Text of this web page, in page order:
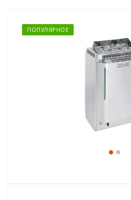
ПОПУЛЯРНОЕ